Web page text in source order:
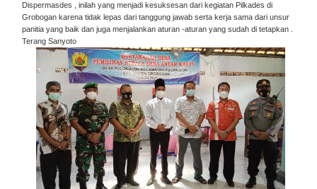
Dispermasdes , inilah yang menjadi kesuksesan dari kegiatan Pilkades di
Grobogan karena tidak lepas dari tanggung jawab serta kerja sama dari unsur
panitia yang baik dan juga menjalankan aturan -aturan yang sudah di tetapkan .
Terang Sanyoto